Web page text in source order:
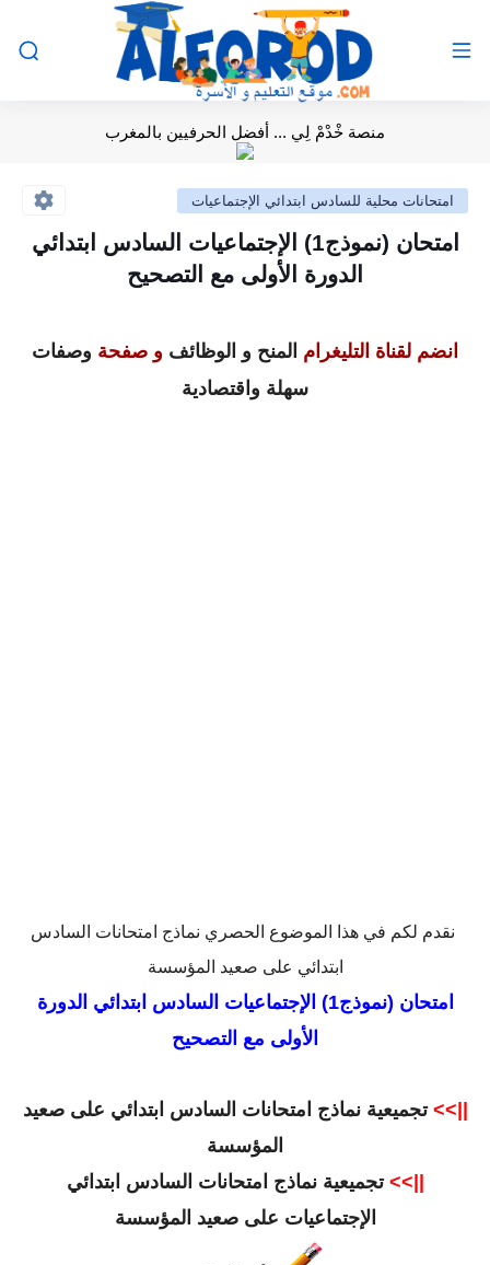
منصة خْدْمْ لِي ... أفضل الحرفيين بالمغرب
امتحانات محلية للسادس ابتدائي الإجتماعيات
امتحان (نموذج1) الإجتماعيات السادس ابتدائي
الدورة الأولى مع التصحيح
انضم لقناة التليغرام المنح و الوظائف و صفحة وصفات
سهلة واقتصادية
نقدم لكم في هذا الموضوع الحصري نماذج امتحانات السادس
ابتدائي على صعيد المؤسسة
امتحان (نموذج1) الإجتماعيات السادس ابتدائي الدورة
الأولى مع التصحيح
||>> تجميعية نماذج امتحانات السادس ابتدائي على صعيد
المؤسسة
||>> تجميعية نماذج امتحانات السادس ابتدائي
الإجتماعيات على صعيد المؤسسة